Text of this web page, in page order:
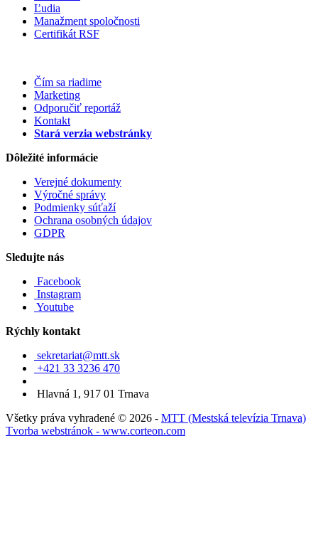
Ľudia
Manažment spoločnosti
Certifikát RSF
Čím sa riadime
Marketing
Odporučiť reportáž
Kontakt
Stará verzia webstránky
Dôležité informácie
Verejné dokumenty
Výročné správy
Podmienky súťaží
Ochrana osobných údajov
GDPR
Sledujte nás
Facebook
Instagram
Youtube
Rýchly kontakt
sekretariat@mtt.sk
+421 33 3236 470
Hlavná 1, 917 01 Trnava
Všetky práva vyhradené © 2026 - MTT (Mestská televízia Trnava)
Tvorba webstránok - www.corteon.com